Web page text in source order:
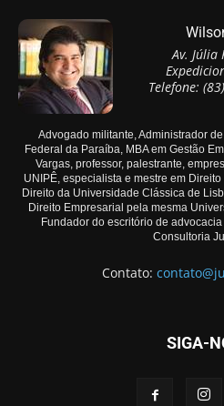
Av. Júlia
Telefone:
Advogado militante, Administrador
Federal da Paraíba, MBA em Gestão
Vargas, professor, palestrante,
UNIPÊ, especialista e mestre em
Direito da Universidade Clássica de
Direito Empresarial pela mesma
Fundador do escritório de
Consultoria
Contato:
SIGA-